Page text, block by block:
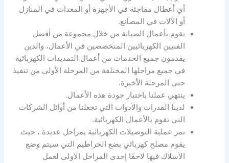
أي أعطال مفاجئة في الأجهزة أو المعدات في المنازل
أو الآلات في المصانع.
نقوم بأعمال الصيانة من خلال مجموعة من أفضل
الفنيين الكهربائيين المتخصصين في الأعمال، والذين
يقدمون جميع الخدمات من أعمال التمديدات الكهربائية
في جميع مراحلها المختلفة من المرحلة الأولى من تنفيذ
حتى المرحلة الأخيرة.
ينتهي عملنا باختبار جودة هذه الأعمال.
لدينا القدرات والأدوات التي تجعلنا من أوائل الشركات
التي تقوم بالأعمال الكهربائية.
تمر عملية التوصيلات الكهربائية بمراحل عديدة ، حيث
يقوم مصلح كهربائي بضع الخراطيم التي سيتم وضع
الأسلاك فيها لاحقًا إحدى المراحل الأولى لعمل